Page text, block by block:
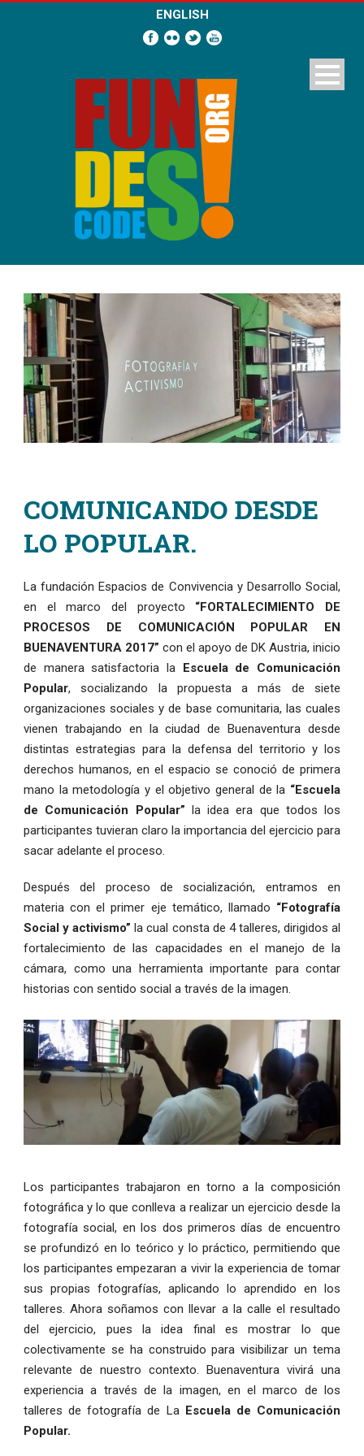
ENGLISH
COMUNICANDO DESDE
LO POPULAR.
La fundación Espacios de Convivencia y Desarrollo Social,
en el marco del proyecto “FORTALECIMIENTO DE
PROCESOS DE COMUNICACIÓN POPULAR EN
BUENAVENTURA 2017” con el apoyo de DK Austria, inicio
de manera satisfactoria la Escuela de Comunicación
Popular, socializando la propuesta a más de siete
organizaciones sociales y de base comunitaria, las cuales
vienen trabajando en la ciudad de Buenaventura desde
distintas estrategias para la defensa del territorio y los
derechos humanos, en el espacio se conoció de primera
mano la metodología y el objetivo general de la “Escuela
de Comunicación Popular” la idea era que todos los
participantes tuvieran claro la importancia del ejercicio para
sacar adelante el proceso.
Después del proceso de socialización, entramos en
materia con el primer eje temático, llamado “Fotografía
Social y activismo” la cual consta de 4 talleres, dirigidos al
fortalecimiento de las capacidades en el manejo de la
cámara, como una herramienta importante para contar
historias con sentido social a través de la imagen.
Los participantes trabajaron en torno a la composición
fotográfica y lo que conlleva a realizar un ejercicio desde la
fotografía social, en los dos primeros días de encuentro
se profundizó en lo teórico y lo práctico, permitiendo que
los participantes empezaran a vivir la experiencia de tomar
sus propias fotografías, aplicando lo aprendido en los
talleres. Ahora soñamos con llevar a la calle el resultado
del ejercicio, pues la idea final es mostrar lo que
colectivamente se ha construido para visibilizar un tema
relevante de nuestro contexto. Buenaventura vivirá una
experiencia a través de la imagen, en el marco de los
talleres de fotografía de La Escuela de Comunicación
Popular.